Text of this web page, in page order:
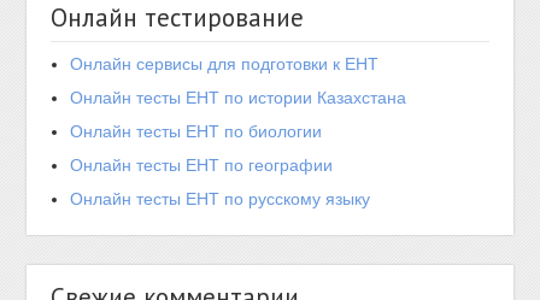
Онлайн тестирование
Онлайн сервисы для подготовки к ЕНТ
Онлайн тесты ЕНТ по истории Казахстана
Онлайн тесты ЕНТ по биологии
Онлайн тесты ЕНТ по географии
Онлайн тесты ЕНТ по русскому языку